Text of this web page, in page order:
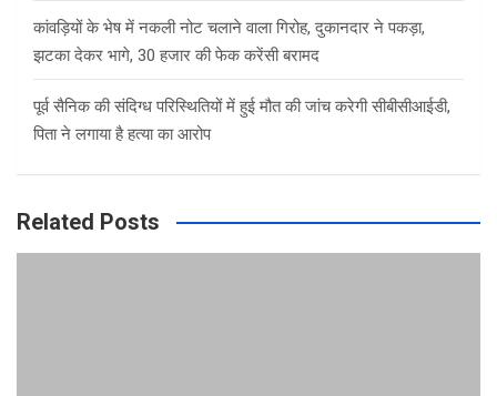
कांवड़ियों के भेष में नकली नोट चलाने वाला गिरोह, दुकानदार ने पकड़ा,
झटका देकर भागे, 30 हजार की फेक करेंसी बरामद
पूर्व सैनिक की संदिग्ध परिस्थितियों में हुई मौत की जांच करेगी सीबीसीआईडी,
पिता ने लगाया है हत्या का आरोप
Related Posts